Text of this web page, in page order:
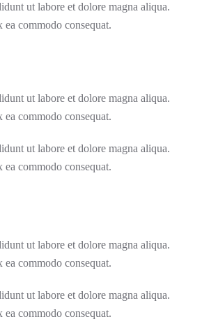
ut labore et dolore magna aliqua.
commodo consequat.
ut labore et dolore magna aliqua.
commodo consequat.
ut labore et dolore magna aliqua.
commodo consequat.
ut labore et dolore magna aliqua.
commodo consequat.
ut labore et dolore magna aliqua.
commodo consequat.